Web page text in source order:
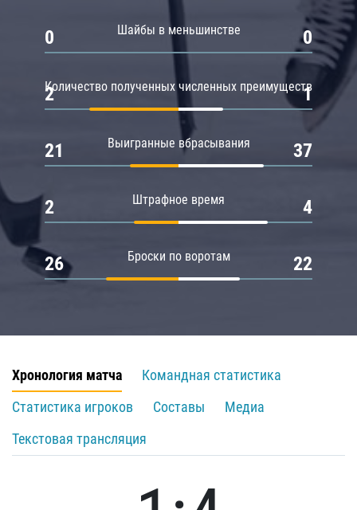
Шайбы в меньшинстве
0 0
Количество полученных численных преимуществ
2 1
Выигранные вбрасывания
21 37
Штрафное время
2 4
Броски по воротам
26 22
Хронология матча
Командная статистика
Статистика игроков
Составы
Медиа
Текстовая трансляция